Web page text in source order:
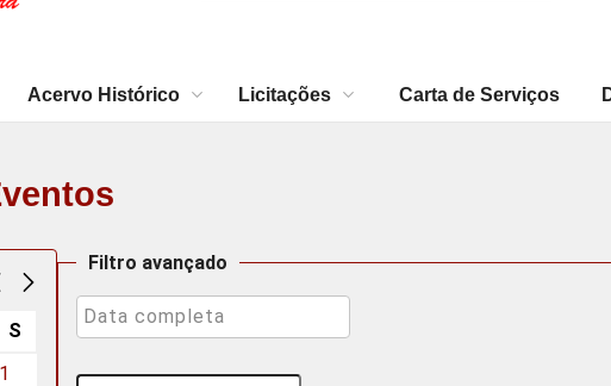
Acervo Histórico Licitações Carta de Serviços
S
1
Filtro avançado